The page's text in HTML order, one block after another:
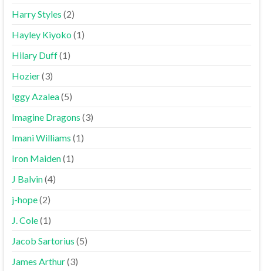
Harry Styles (2)
Hayley Kiyoko(1)
Hilary Duff(1)
Hozier(3)
Iggy Azalea(5)
Imagine Dragons (3)
Imani Williams (1)
Iron Maiden(1)
J Balvin(4)
j-hope(2)
J. Cole(1)
Jacob Sartorius (5)
James Arthur(3)